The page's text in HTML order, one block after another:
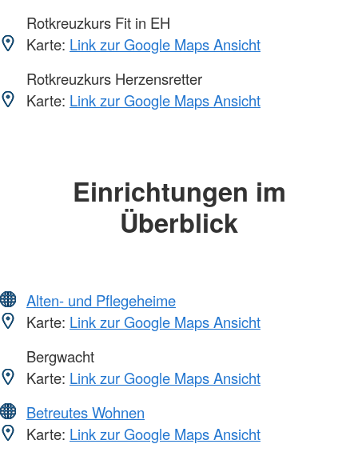
Rotkreuzkurs Fit in EH
Karte: Link zur Google Maps Ansicht
Rotkreuzkurs Herzensretter
Karte: Link zur Google Maps Ansicht
Einrichtungen im
Überblick
Alten- und Pflegeheime
Karte: Link zur Google Maps Ansicht
Bergwacht
Karte: Link zur Google Maps Ansicht
Betreutes Wohnen
Karte: Link zur Google Maps Ansicht